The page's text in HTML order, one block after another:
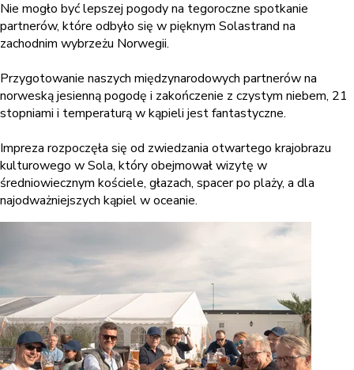
Nie mogło być lepszej pogody na tegoroczne spotkanie
partnerów, które odbyło się w pięknym Solastrand na
zachodnim wybrzeżu Norwegii.
Przygotowanie naszych międzynarodowych partnerów na
norweską jesienną pogodę i zakończenie z czystym niebem, 21
stopniami i temperaturą w kąpieli jest fantastyczne.
Impreza rozpoczęła się od zwiedzania otwartego krajobrazu
kulturowego w Sola, który obejmował wizytę w
średniowiecznym kościele, głazach, spacer po plaży, a dla
najodważniejszych kąpiel w oceanie.